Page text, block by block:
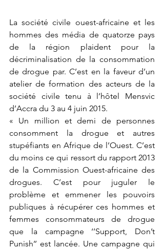
La société civile ouest-africaine et les
hommes des média de quatorze pays
de la région plaident pour la
décriminalisation de la consommation
de drogue par. C’est en la faveur d’un
atelier de formation des acteurs de la
société civile tenu à l’hôtel Mensvic
d’Accra du 3 au 4 juin 2015.
« Un million et demi de personnes
consomment la drogue et autres
stupéfiants en Afrique de l’Ouest. C’est
du moins ce qui ressort du rapport 2013
de la Commission Ouest-africaine des
drogues. C’est pour juguler le
problème et emmener les pouvoirs
publiques à récupérer ces hommes et
femmes consommateurs de drogue
que la campagne ‘’Support, Don’t
Punish’’ est lancée. Une campagne qui